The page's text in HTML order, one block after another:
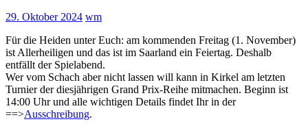
29. Oktober 2024 wm
Für die Heiden unter Euch: am kommenden Freitag (1. November)
ist Allerheiligen und das ist im Saarland ein Feiertag. Deshalb
entfällt der Spielabend.
Wer vom Schach aber nicht lassen will kann in Kirkel am letzten
Turnier der diesjährigen Grand Prix-Reihe mitmachen. Beginn ist
14:00 Uhr und alle wichtigen Details findet Ihr in der
==>Ausschreibung.